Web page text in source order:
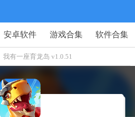
安卓软件 游戏合集 软件合集
我有一座育龙岛 v1.0.51